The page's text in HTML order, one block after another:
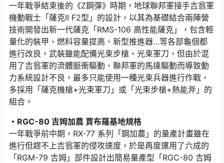
一年戰爭結束後的《Z鋼彈》時期，地球聯邦軍接手吉翁軍
機動戰士「薩克II F2型」的設計，以其為基礎結合兩陣營
技術開發出新一代薩克「RMS-106 高性能薩克」，包含輕
量化的裝甲、燃料容量提高、新型推進器…等各部龜個都
進行改良，武裝雖能配備光束步槍、光束軍刀，但由於混
用了吉翁軍的流體脈衝驅動、聯邦軍的馬達驅動而導致動
力系統設計不良，最多只能使用一種光束兵器進行作戰，
多採用「薩克機槍+光束軍刀」或「光束步槍+熱能斧」的
組合。
・RGC-80 吉姆加農 賈布羅基地規格
一年戰爭前中期，RX-77 系列「鋼加農」的量產計畫雖在
進行但趕不上吉翁軍的侵攻速度，於是再度運用了六成的
「RGM-79 吉姆」部件設計出簡易量產型「RGC-80 吉姆